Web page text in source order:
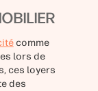
comme
lors de
ces loyers
des